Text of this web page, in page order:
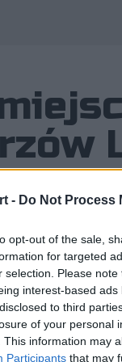
- Do Not Process
opt-out of the sale,
for targeted
selection. Please
interest-based
to third
of your personal
This information may
Participants that may
w
–
No to